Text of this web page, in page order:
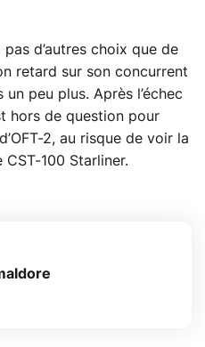
pas d’autres choix que de
retard sur son concurrent
peu plus. Après l’échec
hors de question pour
2, au risque de voir la
CST-100 Starliner.